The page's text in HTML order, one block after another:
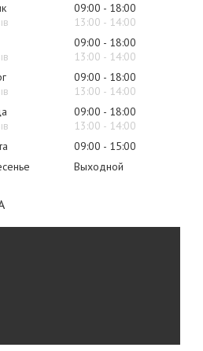
09:00
18:00
13:00
14:00
09:00
18:00
13:00
14:00
09:00
18:00
13:00
14:00
09:00
18:00
13:00
14:00
09:00
15:00
Выходной